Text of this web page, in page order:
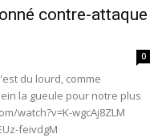
contre-attaque
0
du lourd, comme
la gueule pour notre plus
watch?v=K-wgcAj8ZLM
feivdgM